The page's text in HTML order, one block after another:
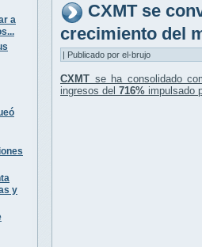
a
y
CXMT se
crecimiento del
| Publicado por el-brujo
CXMT se ha consolidado
ingresos del 716% impulsado